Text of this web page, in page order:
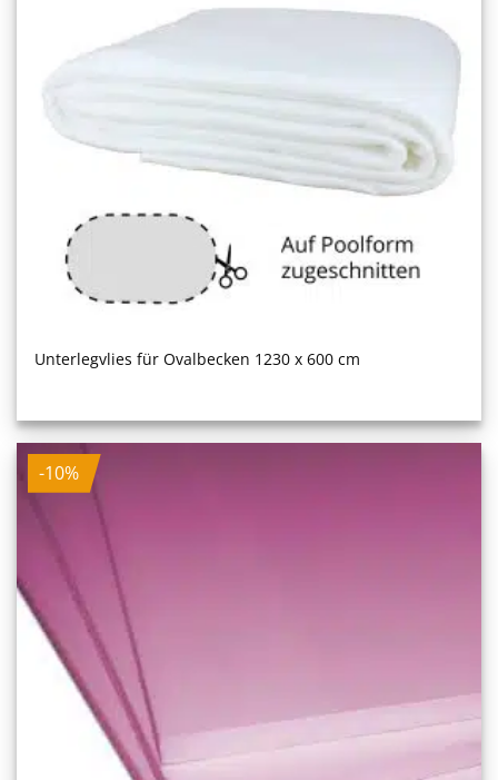
Unterlegvlies für Ovalbecken 1230 x 600 cm
-10%